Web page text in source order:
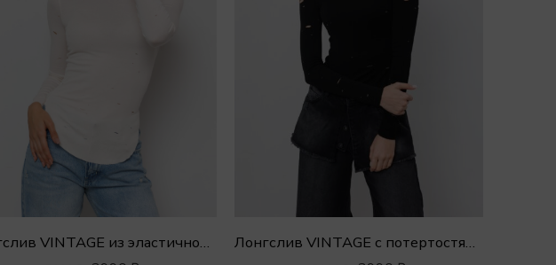
Лонгслив VINTAGE из эластичной вискозы Лонгслив VINTAGE с потертостями